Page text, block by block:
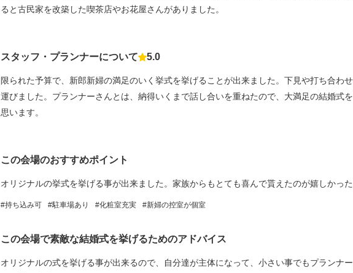
ると古民家を改築した喫茶店やお花屋さんがありました。
スタッフ・プランナーについて 点数
5.0
限られた予算で、新郎新婦の満足のいく挙式を挙げることが出来ました。下見や打ち合わ
運びました。プランナーさんとは、納得いくまで話し合いを重ねたので、大満足の結婚式
思います。
この会場のおすすめポイント
オリジナルの挙式を挙げる事が出来ました。家族からもとても喜んで貰えたのが嬉しかった
持ち込み可 駐車場あり 化粧室充実 新婦の控室が個室
この会場で素敵な結婚式を挙げるためのアドバイス
オリジナルの式を挙げる事が出来るので、自分達が主体になって、小さい事でもプランナ